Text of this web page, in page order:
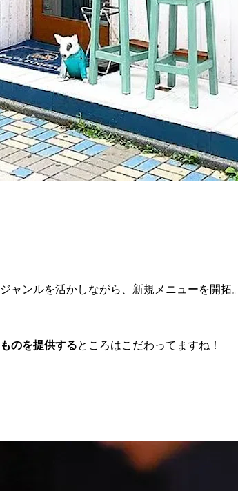
ャンルを活かしながら、新規メニューを開拓。
のを提供するところはこだわってますね！